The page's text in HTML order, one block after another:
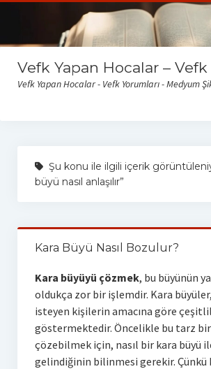
Vefk Yapan Hocalar –
Vefk Yapan Hocalar - Vefk Yorumları - Medyum
buraya tıklayabilirsiniz
Şu konu ile ilgili içerik
büyü nasıl anlaşılır”
Kara Büyü Nasıl Bozulur?
Kara büyüyü çözmek, bu büyünün
oldukça zor bir işlemdir. Kara
isteyen kişilerin amacına göre
göstermektedir. Öncelikle bu tarz bir
çözebilmek için, nasıl bir kara büyü
gelindiğinin bilinmesi gerekir. Çünkü